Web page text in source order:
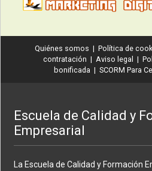
Quiénes somos | Política de
contratación | Aviso legal |
bonificada | SCORM Para
Escuela de Calidad y
Empresarial
La Escuela de Calidad y Formación